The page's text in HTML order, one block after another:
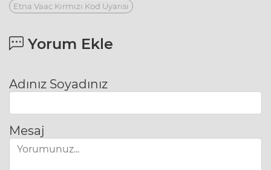
Etna Vaac Kırmızı Kod Uyarısı
Yorum Ekle
Adınız Soyadınız
Mesaj